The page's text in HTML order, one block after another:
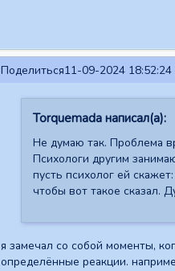
Поделиться11-09-2024 18:52:24
Torquemada написал(а):
Не думаю так. Проблема
Психологи другим
пусть психолог ей
чтобы вот такое сказал.
я замечал со собой моменты,
определённые реакции.